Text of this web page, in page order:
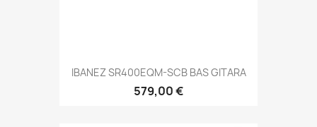
IBANEZ SR400EQM-SCB BAS GITARA
579,00 €